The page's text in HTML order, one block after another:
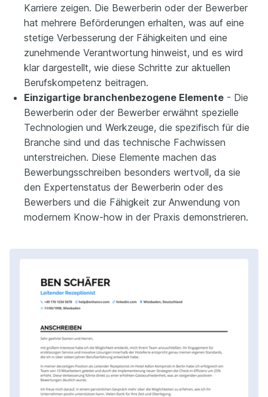
Karriere zeigen. Die Bewerberin oder der Bewerber
hat mehrere Beförderungen erhalten, was auf eine
stetige Verbesserung der Fähigkeiten und eine
zunehmende Verantwortung hinweist, und es wird
klar dargestellt, wie diese Schritte zur aktuellen
Berufskompetenz beitragen.
Einzigartige branchenbezogene Elemente - Die
Bewerberin oder der Bewerber erwähnt spezielle
Technologien und Werkzeuge, die spezifisch für die
Branche sind und das technische Fachwissen
unterstreichen. Diese Elemente machen das
Bewerbungsschreiben besonders wertvoll, da sie
den Expertenstatus der Bewerberin oder des
Bewerbers und die Fähigkeit zur Anwendung von
modernem Know-how in der Praxis demonstrieren.